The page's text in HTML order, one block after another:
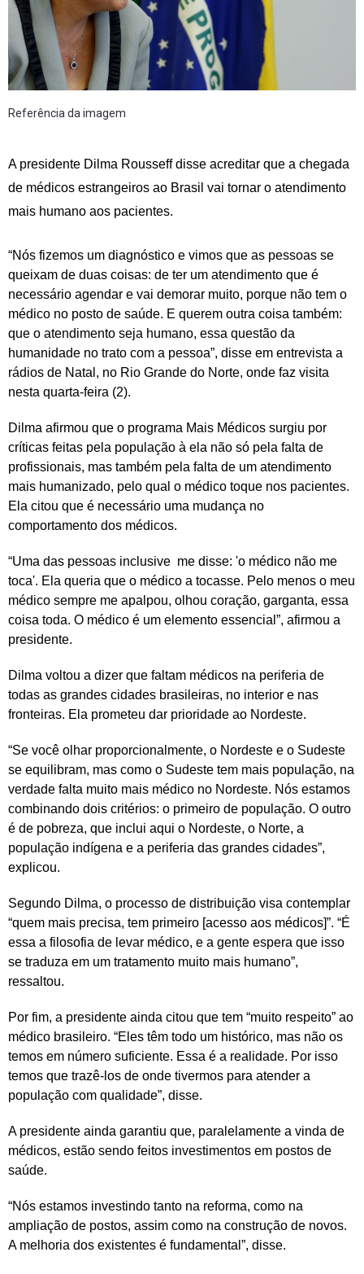
Referência da imagem
A presidente Dilma Rousseff disse acreditar que a chegada
de médicos estrangeiros ao Brasil vai tornar o atendimento
mais humano aos pacientes.
“Nós fizemos um diagnóstico e vimos que as pessoas se
queixam de duas coisas: de ter um atendimento que é
necessário agendar e vai demorar muito, porque não tem o
médico no posto de saúde. E querem outra coisa também:
que o atendimento seja humano, essa questão da
humanidade no trato com a pessoa”, disse em entrevista a
rádios de Natal, no Rio Grande do Norte, onde faz visita
nesta quarta-feira (2).
Dilma afirmou que o programa Mais Médicos surgiu por
críticas feitas pela população à ela não só pela falta de
profissionais, mas também pela falta de um atendimento
mais humanizado, pelo qual o médico toque nos pacientes.
Ela citou que é necessário uma mudança no
comportamento dos médicos.
“Uma das pessoas inclusive me disse: 'o médico não me
toca'. Ela queria que o médico a tocasse. Pelo menos o meu
médico sempre me apalpou, olhou coração, garganta, essa
coisa toda. O médico é um elemento essencial”, afirmou a
presidente.
Dilma voltou a dizer que faltam médicos na periferia de
todas as grandes cidades brasileiras, no interior e nas
fronteiras. Ela prometeu dar prioridade ao Nordeste.
“Se você olhar proporcionalmente, o Nordeste e o Sudeste
se equilibram, mas como o Sudeste tem mais população, na
verdade falta muito mais médico no Nordeste. Nós estamos
combinando dois critérios: o primeiro de população. O outro
é de pobreza, que inclui aqui o Nordeste, o Norte, a
população indígena e a periferia das grandes cidades”,
explicou.
Segundo Dilma, o processo de distribuição visa contemplar
“quem mais precisa, tem primeiro [acesso aos médicos]”. “É
essa a filosofia de levar médico, e a gente espera que isso
se traduza em um tratamento muito mais humano”,
ressaltou.
Por fim, a presidente ainda citou que tem “muito respeito” ao
médico brasileiro. “Eles têm todo um histórico, mas não os
temos em número suficiente. Essa é a realidade. Por isso
temos que trazê-los de onde tivermos para atender a
população com qualidade”, disse.
A presidente ainda garantiu que, paralelamente a vinda de
médicos, estão sendo feitos investimentos em postos de
saúde.
“Nós estamos investindo tanto na reforma, como na
ampliação de postos, assim como na construção de novos.
A melhoria dos existentes é fundamental”, disse.